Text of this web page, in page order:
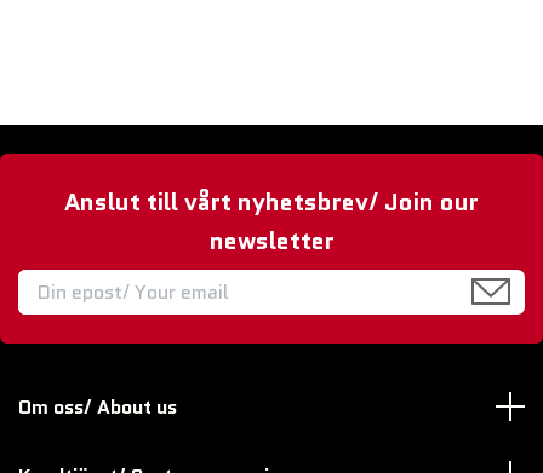
Anslut till vårt nyhetsbrev/ Join our
newsletter
Om oss/ About us